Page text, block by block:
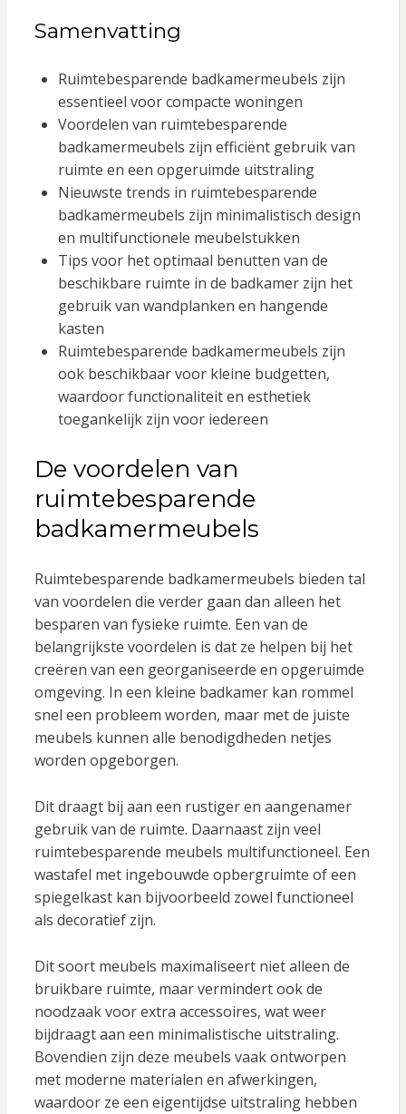
Samenvatting
Ruimtebesparende badkamermeubels zijn
essentieel voor compacte woningen
Voordelen van ruimtebesparende
badkamermeubels zijn efficiënt gebruik van
ruimte en een opgeruimde uitstraling
Nieuwste trends in ruimtebesparende
badkamermeubels zijn minimalistisch design
en multifunctionele meubelstukken
Tips voor het optimaal benutten van de
beschikbare ruimte in de badkamer zijn het
gebruik van wandplanken en hangende
kasten
Ruimtebesparende badkamermeubels zijn
ook beschikbaar voor kleine budgetten,
waardoor functionaliteit en esthetiek
toegankelijk zijn voor iedereen
De voordelen van
ruimtebesparende
badkamermeubels
Ruimtebesparende badkamermeubels bieden tal
van voordelen die verder gaan dan alleen het
besparen van fysieke ruimte. Een van de
belangrijkste voordelen is dat ze helpen bij het
creëren van een georganiseerde en opgeruimde
omgeving. In een kleine badkamer kan rommel
snel een probleem worden, maar met de juiste
meubels kunnen alle benodigdheden netjes
worden opgeborgen.
Dit draagt bij aan een rustiger en aangenamer
gebruik van de ruimte. Daarnaast zijn veel
ruimtebesparende meubels multifunctioneel. Een
wastafel met ingebouwde opbergruimte of een
spiegelkast kan bijvoorbeeld zowel functioneel
als decoratief zijn.
Dit soort meubels maximaliseert niet alleen de
bruikbare ruimte, maar vermindert ook de
noodzaak voor extra accessoires, wat weer
bijdraagt aan een minimalistische uitstraling.
Bovendien zijn deze meubels vaak ontworpen
met moderne materialen en afwerkingen,
waardoor ze een eigentijdse uitstraling hebben